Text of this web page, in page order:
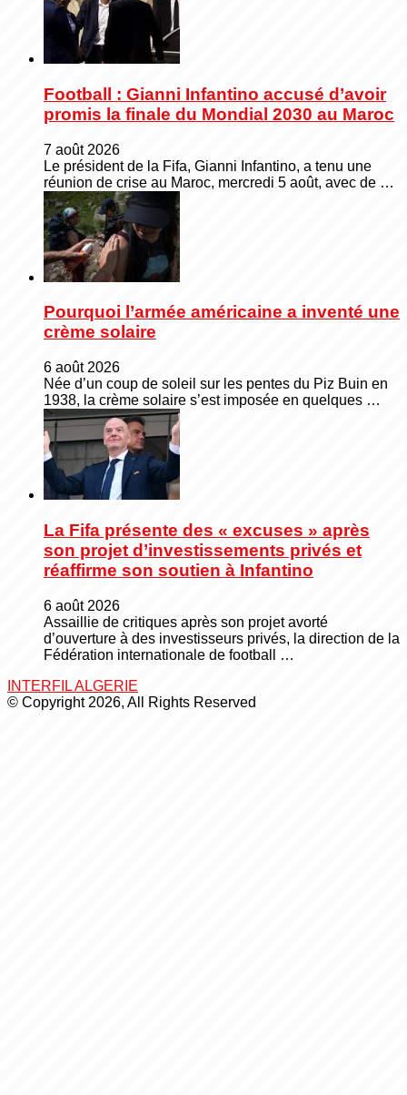
Football : Gianni Infantino accusé d’avoir
promis la finale du Mondial 2030 au Maroc
7 août 2026
Le président de la Fifa, Gianni Infantino, a tenu une
réunion de crise au Maroc, mercredi 5 août, avec de …
Pourquoi l’armée américaine a inventé une
crème solaire
6 août 2026
Née d’un coup de soleil sur les pentes du Piz Buin en
1938, la crème solaire s’est imposée en quelques …
La Fifa présente des « excuses » après
son projet d’investissements privés et
réaffirme son soutien à Infantino
6 août 2026
Assaillie de critiques après son projet avorté
d’ouverture à des investisseurs privés, la direction de la
Fédération internationale de football …
INTERFIL ALGERIE
© Copyright 2026, All Rights Reserved